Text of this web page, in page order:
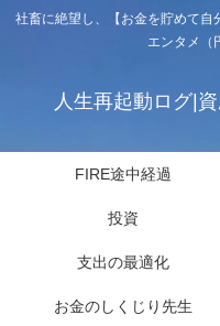
社畜に絶望し、【お金を貯めて自
エンタメ（
人生再起動ログ|
FIRE途中経過
投資
支出の最適化
お金のしくじり先生